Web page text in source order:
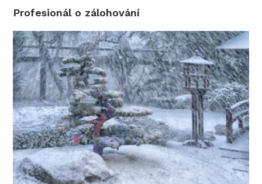
Profesionál o zálohování